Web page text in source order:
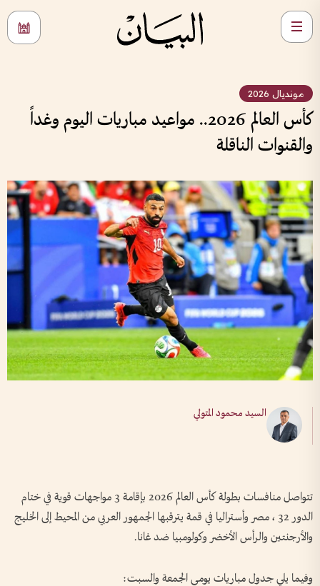
مونديال 2026
كأس العالم 2026.. مواعيد مباريات اليوم وغداً
والقنوات الناقلة
السيد محمود المتولي
تتواصل منافسات بطولة كأس العالم 2026 بإقامة 3 مواجهات قوية في ختام
الدور 32 ، مصر وأستراليا في قمة يترقبها الجمهور العربي من المحيط إلى الخليج
والأرجنتين والرأس الأخضر وكولومبيا ضد غانا.
وفيما يلي جدول مباريات يومي الجمعة والسبت: